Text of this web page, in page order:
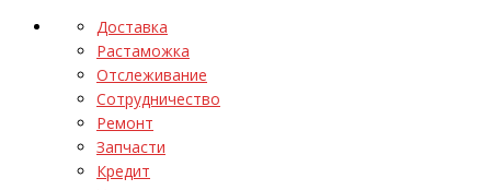
Доставка
Растаможка
Отслеживание
Сотрудничество
Ремонт
Запчасти
Кредит